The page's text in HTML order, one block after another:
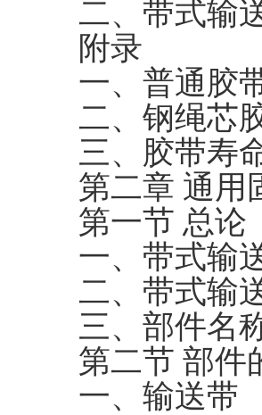
二、带式输
附录
一、普通胶
二、钢绳芯
三、胶带寿
第二章 通用
第一节 总论
一、带式输
二、带式输
三、部件名
第二节 部件
一、输送带